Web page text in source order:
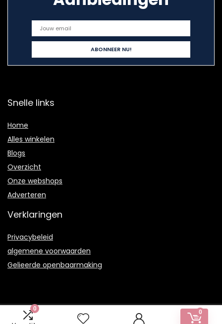
0
0
Snelle links
Home
Alles winkelen
Blogs
Overzicht
Onze webshops
Adverteren
Verklaringen
Privacybeleid
algemene voorwaarden
Gelieerde openbaarmaking
2021 © Artsdecoratiefs.nl Alle rechten voorbehouden